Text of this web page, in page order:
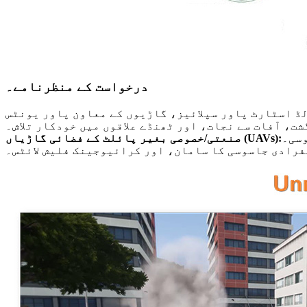
درخواست کے منظرنامے۔
آفات سے نجات، اور ٹھنڈے علاقوں میں خودکار تلاش۔
صنعتی/خصوصی بغیر پائلٹ کے فضائی گاڑیاں (UAVs):
جاسوسی کا سامان، اور کرائیوجینک فلیش لائٹس۔